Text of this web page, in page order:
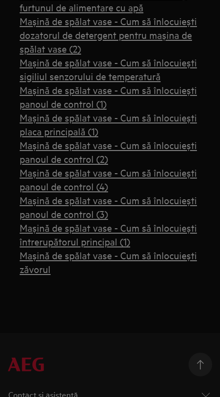
furtunul de alimentare cu apă
Mașină de spălat vase - Cum să înlocuiești
dozatorul de detergent pentru mașina de
spălat vase (2)
Mașină de spălat vase - Cum să înlocuiești
sigiliul senzorului de temperatură
Mașină de spălat vase - Cum să înlocuiești
panoul de control (1)
Mașină de spălat vase - Cum să înlocuiești
placa principală (1)
Mașină de spălat vase - Cum să înlocuiești
panoul de control (2)
Mașină de spălat vase - Cum să înlocuiești
panoul de control (4)
Mașină de spălat vase - Cum să înlocuiești
panoul de control (3)
Mașină de spălat vase - Cum să înlocuiești
întrerupătorul principal (1)
Mașină de spălat vase - Cum să înlocuiești
zăvorul
Contact și asistenţă